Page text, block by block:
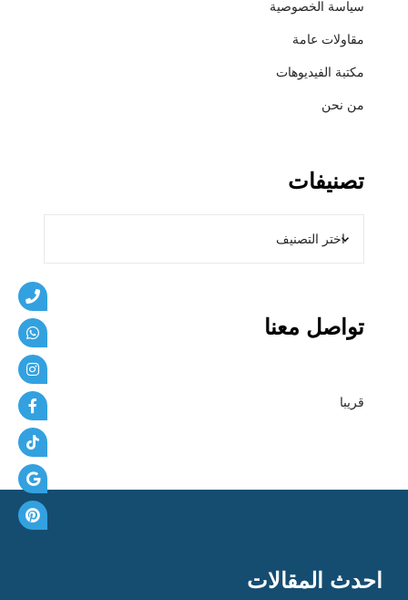
سياسة الخصوصية
مقاولات عامة
مكتبة الفيديوهات
من نحن
تصنيفات
تواصل معنا
قريبا
احدث المقالات